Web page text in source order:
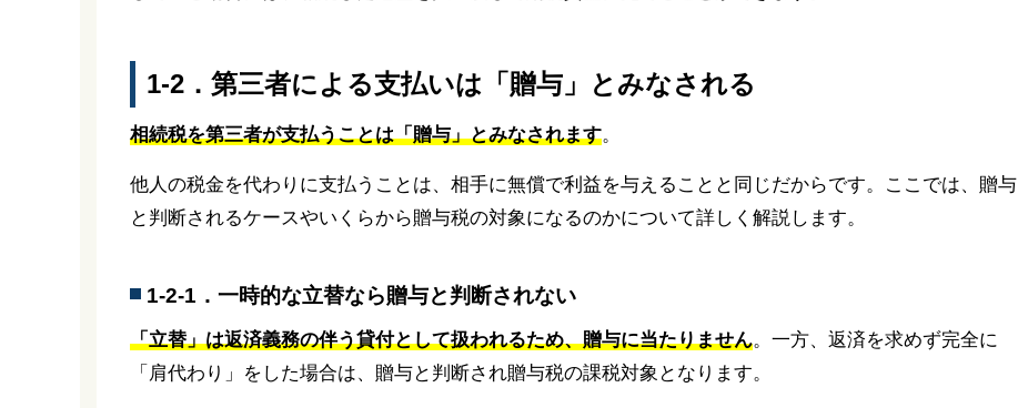
1-2．第三者による支払いは「贈与」とみなされる
相続税を第三者が支払うことは「贈与」とみなされます。
他人の税金を代わりに支払うことは、相手に無償で利益を与えることと同じだからです。ここでは、贈与
と判断されるケースやいくらから贈与税の対象になるのかについて詳しく解説します。
1-2-1．一時的な立替なら贈与と判断されない
「立替」は返済義務の伴う貸付として扱われるため、贈与に当たりません。一方、返済を求めず完全に
「肩代わり」をした場合は、贈与と判断され贈与税の課税対象となります。